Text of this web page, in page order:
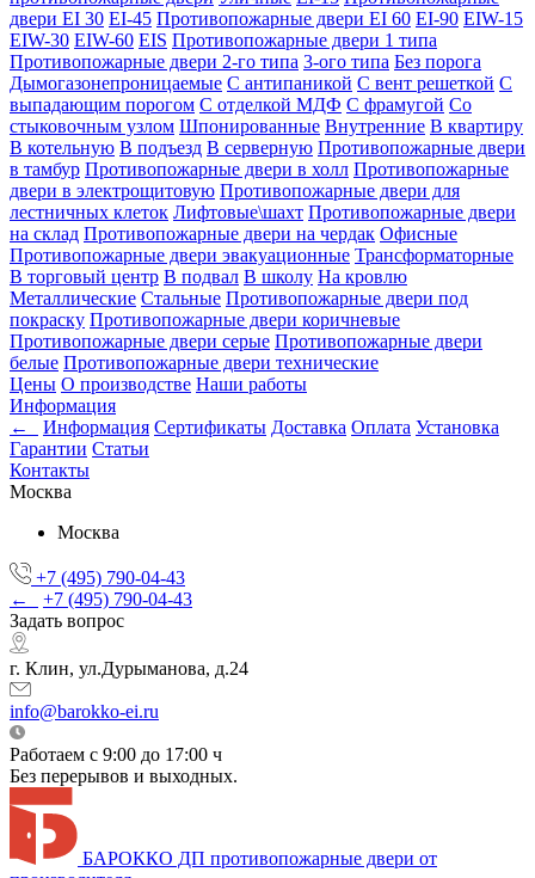
двери EI 30 EI-45 Противопожарные двери EI 60 EI-90 EIW-15
EIW-30 EIW-60 EIS Противопожарные двери 1 типа
Противопожарные двери 2-го типа 3-ого типа Без порога
Дымогазонепроницаемые С антипаникой С вент решеткой С
выпадающим порогом С отделкой МДФ С фрамугой Со
стыковочным узлом Шпонированные Внутренние В квартиру
В котельную В подъезд В серверную Противопожарные двери
в тамбур Противопожарные двери в холл Противопожарные
двери в электрощитовую Противопожарные двери для
лестничных клеток Лифтовые\шахт Противопожарные двери
на склад Противопожарные двери на чердак Офисные
Противопожарные двери эвакуационные Трансформаторные
В торговый центр В подвал В школу На кровлю
Металлические Стальные Противопожарные двери под
покраску Противопожарные двери коричневые
Противопожарные двери серые Противопожарные двери
белые Противопожарные двери технические
Цены О производстве Наши работы
Информация
←
Информация Сертификаты Доставка Оплата Установка
Гарантии Статьи
Контакты
Москва
Москва
+7 (495) 790-04-43
←
+7 (495) 790-04-43
Задать вопрос
г. Клин, ул.Дурыманова, д.24
info@barokko-ei.ru
Работаем с 9:00 до 17:00 ч
Без перерывов и выходных.
БАРОККО ДП противопожарные двери от